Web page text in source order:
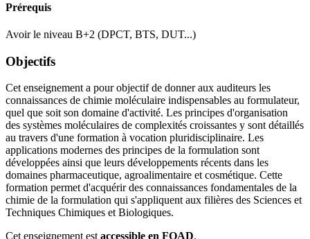
Prérequis
Avoir le niveau B+2 (DPCT, BTS, DUT...)
Objectifs
Cet enseignement a pour objectif de donner aux auditeurs les
connaissances de chimie moléculaire indispensables au formulateur,
quel que soit son domaine d'activité. Les principes d'organisation
des systèmes moléculaires de complexités croissantes y sont détaillés
au travers d'une formation à vocation pluridisciplinaire. Les
applications modernes des principes de la formulation sont
développées ainsi que leurs développements récents dans les
domaines pharmaceutique, agroalimentaire et cosmétique. Cette
formation permet d'acquérir des connaissances fondamentales de la
chimie de la formulation qui s'appliquent aux filières des Sciences et
Techniques Chimiques et Biologiques.
Cet enseignement est accessible en FOAD.